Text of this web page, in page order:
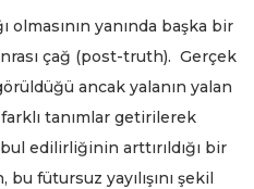
olmasının yanında başka bir
çağ (post-truth). Gerçek
ancak yalanın yalan
tanımlar getirilerek
edilirliğinin arttırıldığı bir
fütursuz yayılışını şekil